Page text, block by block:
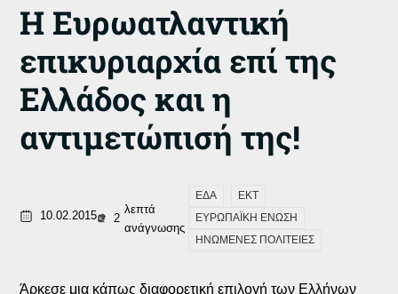
Η Ευρωατλαντική
επικυριαρχία επί της
Ελλάδος και η
αντιμετώπισή της!
10.02.2015 2
λεπτά
ανάγνωσης
ΕΔΑ
ΕΚΤ
ΕΥΡΩΠΑΪΚΗ ΕΝΩΣΗ
ΗΝΩΜΕΝΕΣ ΠΟΛΙΤΕΙΕΣ
Άρκεσε μια κάπως διαφορετική επιλογή των Ελλήνων